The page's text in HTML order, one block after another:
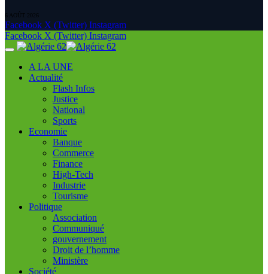
6 AOÛT 2026
Facebook X (Twitter) Instagram
Facebook X (Twitter) Instagram
A LA UNE
Actualité
Flash Infos
Justice
National
Sports
Economie
Banque
Commerce
Finance
High-Tech
Industrie
Tourisme
Politique
Association
Communiqué
gouvernement
Droit de l’homme
Ministère
Société